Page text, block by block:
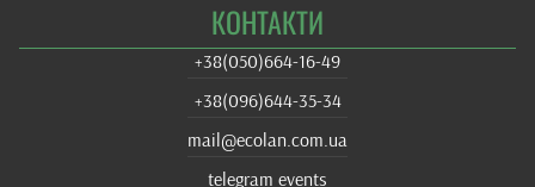
КОНТАКТИ
+38(‎050)664-16-49
+38‎(096)644-35-34
mail@ecolan.com.ua
telegram events